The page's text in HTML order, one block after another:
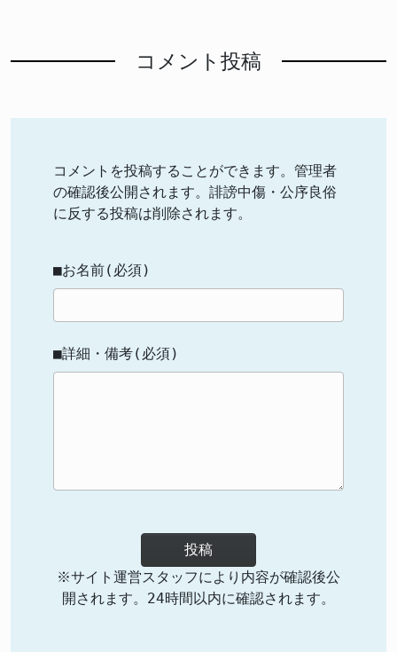
コメント投稿
コメントを投稿することができます。管理者
の確認後公開されます。誹謗中傷・公序良俗
に反する投稿は削除されます。
■お名前(必須)
■詳細・備考(必須)
投稿
※サイト運営スタッフにより内容が確認後公
開されます。24時間以内に確認されます。